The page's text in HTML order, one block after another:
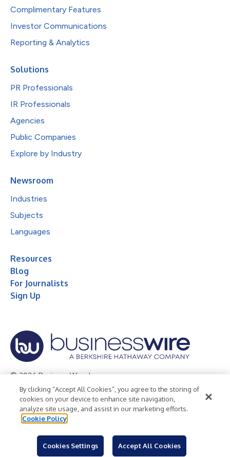
Complimentary Features
Investor Communications
Reporting & Analytics
Solutions
PR Professionals
IR Professionals
Agencies
Public Companies
Explore by Industry
Newsroom
Industries
Subjects
Languages
Resources
Blog
For Journalists
Sign Up
© 2026 Business Wire, Inc.
Privacy Policy Cookie Policy
Accessibility Statement
Terms of Use
Legal
By clicking “Accept All Cookies”, you agree to the storing of
cookies on your device to enhance site navigation,
analyze site usage, and assist in our marketing efforts.
Cookie Policy
Cookies Settings Accept All Cookies